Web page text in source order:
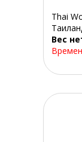
Thai
Вес